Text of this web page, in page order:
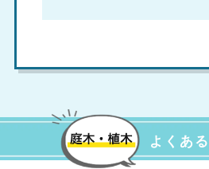
よくある